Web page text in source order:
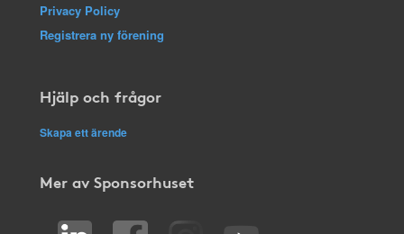
Privacy Policy
Registrera ny förening
Hjälp och frågor
Skapa ett ärende
Mer av Sponsorhuset